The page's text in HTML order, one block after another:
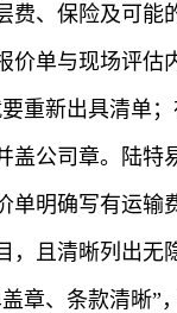
费、保险及可能
价单与现场评估
重新出具清单
盖公司章。陆特
单明确写有运输
，且清晰列出无
章、条款清晰”